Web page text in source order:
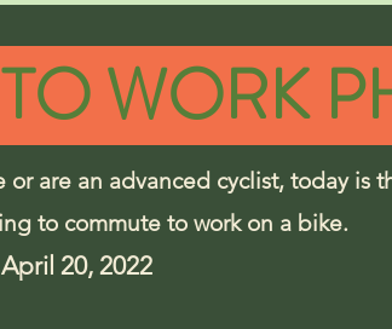
WORK
are an advanced cyclist, today is
to commute to work on a bike.
April 20, 2022